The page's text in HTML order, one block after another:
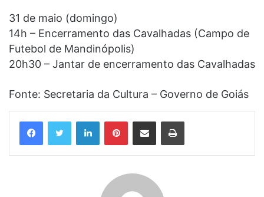
31 de maio (domingo)
14h – Encerramento das Cavalhadas (Campo de
Futebol de Mandinópolis)
20h30 – Jantar de encerramento das Cavalhadas
Fonte: Secretaria da Cultura – Governo de Goiás
LinkedinPinterestCompartilhar via e-mail Imprimir